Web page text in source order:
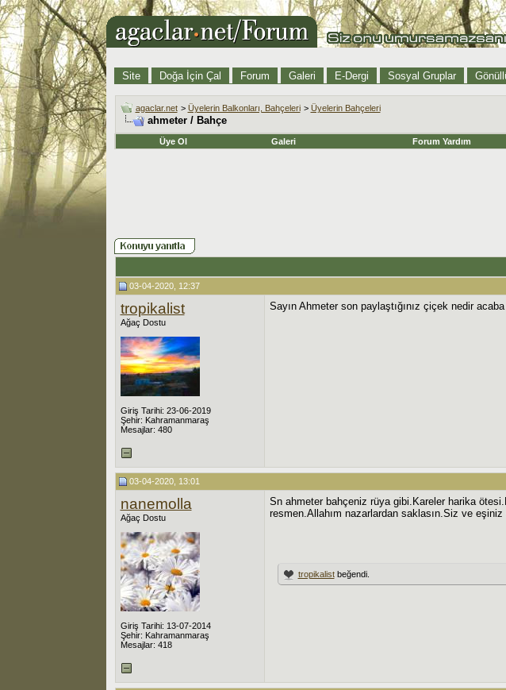
Site Doğa İçin Çal Forum Galeri E-Dergi Sosyal Gruplar
agaclar.net > Üyelerin Balkonları, Bahçeleri > Üyelerin Bahçeleri
ahmeter / Bahçe
Üye Ol Galeri Forum Yardım
03-04-2020, 12:37
tropikalist
Ağaç Dostu
Giriş Tarihi: 23-06-2019
Şehir: Kahramanmaraş
Mesajlar: 480
Sayın Ahmeter son paylaştığınız çiçek nedir
03-04-2020, 13:01
nanemolla
Ağaç Dostu
Giriş Tarihi: 13-07-2014
Şehir: Kahramanmaraş
Mesajlar: 418
Sn ahmeter bahçeniz rüya gibi.Kareler harika
resmen.Allahım nazarlardan saklasın.Siz ve eşiniz
tropikalistbeğendi.